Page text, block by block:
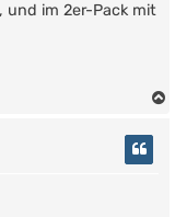
und im 2er-Pack mit